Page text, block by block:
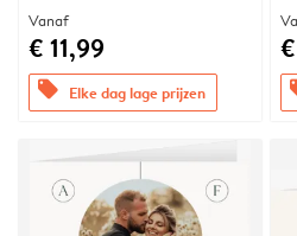
Vanaf
€ 11,99
offers Elke dag lage prijzen